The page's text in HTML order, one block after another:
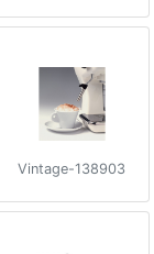
Vintage-138903